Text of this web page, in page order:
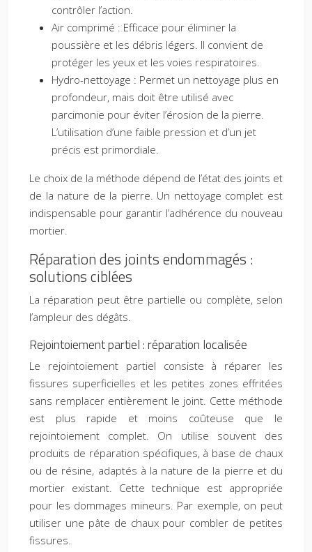
contrôler l’action.
Air comprimé : Efficace pour éliminer la
poussière et les débris légers. Il convient de
protéger les yeux et les voies respiratoires.
Hydro-nettoyage : Permet un nettoyage plus en
profondeur, mais doit être utilisé avec
parcimonie pour éviter l’érosion de la pierre.
L’utilisation d’une faible pression et d’un jet
précis est primordiale.
Le choix de la méthode dépend de l’état des joints et
de la nature de la pierre. Un nettoyage complet est
indispensable pour garantir l’adhérence du nouveau
mortier.
Réparation des joints endommagés :
solutions ciblées
La réparation peut être partielle ou complète, selon
l’ampleur des dégâts.
Rejointoiement partiel : réparation localisée
Le rejointoiement partiel consiste à réparer les
fissures superficielles et les petites zones effritées
sans remplacer entièrement le joint. Cette méthode
est plus rapide et moins coûteuse que le
rejointoiement complet. On utilise souvent des
produits de réparation spécifiques, à base de chaux
ou de résine, adaptés à la nature de la pierre et du
mortier existant. Cette technique est appropriée
pour les dommages mineurs. Par exemple, on peut
utiliser une pâte de chaux pour combler de petites
fissures.